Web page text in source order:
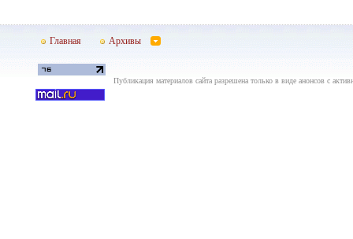
Главная Архивы
Публикация материалов сайта разрешена только в виде анонсов с